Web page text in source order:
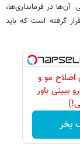
آن‌ها در فرمانداری‌ها،
گرفته است که باید
اصلاح مو و
باور
بخر